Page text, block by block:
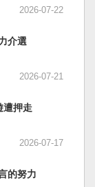
2026-07-22
介選
2026-07-21
遭押走
2026-07-17
的努力